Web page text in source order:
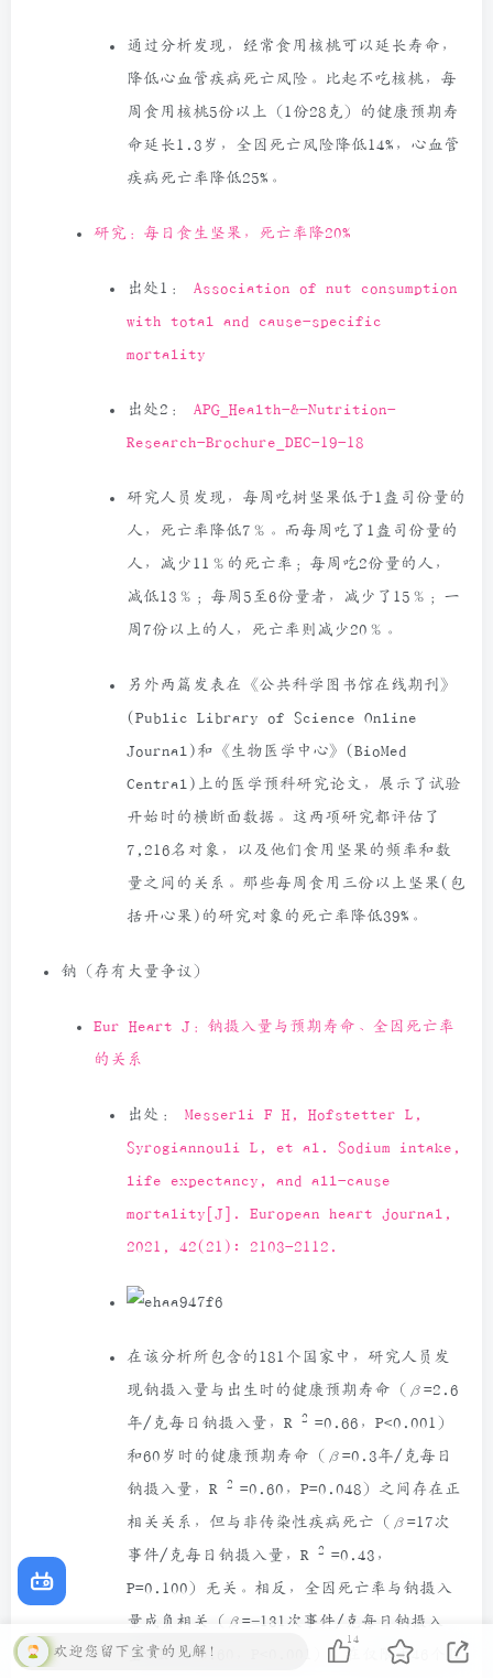
通过分析发现，经常食用核桃可以延长寿命，
降低心血管疾病死亡风险。比起不吃核桃，每
周食用核桃5份以上（1份28克）的健康预期寿
命延长1.3岁，全因死亡风险降低14%，心血管
疾病死亡率降低25%。
研究：每日食生坚果，死亡率降20%
出处1： Association of nut consumption
with total and cause-specific
mortality
出处2： APG_Health-&-Nutrition-
Research-Brochure_DEC-19-18
研究人员发现，每周吃树坚果低于1盎司份量的
人，死亡率降低7％。而每周吃了1盎司份量的
人，减少11％的死亡率；每周吃2份量的人，
减低13％；每周5至6份量者，减少了15％；一
周7份以上的人，死亡率则减少20％。
另外两篇发表在《公共科学图书馆在线期刊》
(Public Library of Science Online
Journal)和《生物医学中心》(BioMed
Central)上的医学预科研究论文，展示了试验
开始时的横断面数据。这两项研究都评估了
7,216名对象，以及他们食用坚果的频率和数
量之间的关系。那些每周食用三份以上坚果(包
括开心果)的研究对象的死亡率降低39%。
钠（存有大量争议）
Eur Heart J：钠摄入量与预期寿命、全因死亡率
的关系
出处： Messerli F H, Hofstetter L,
Syrogiannouli L, et al. Sodium intake,
life expectancy, and all-cause
mortality[J]. European heart journal,
2021, 42(21): 2103-2112.
在该分析所包含的181个国家中，研究人员发
现钠摄入量与出生时的健康预期寿命（β=2.6
年/克每日钠摄入量，R
2 =0.66，P<0.001）
和60岁时的健康预期寿命（β=0.3年/克每日
钠摄入量，R
2 =0.60，P=0.048）之间存在正
相关关系，但与非传染性疾病死亡（β=17次
事件/克每日钠摄入量，R
2 =0.43，
P=0.100）无关。相反，全因死亡率与钠摄入
量成负相关（β=−131次事件/克每日钠摄入
量，R 2 =0.60，P<0.001）。在仅限于46个收
欢迎您留下宝贵的见解！
14